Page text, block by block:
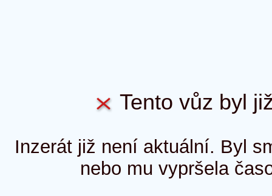
Tento vůz byl
Inzerát již není aktuální. Byl
nebo mu vypršela